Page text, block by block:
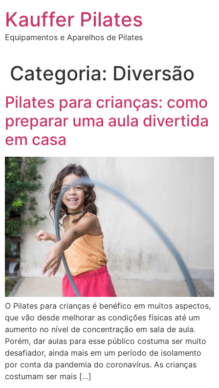
para
conteúdo
Kauffer Pilates
Equipamentos e Aparelhos de Pilates
Categoria: Diversão
Pilates para crianças: como
preparar uma aula divertida
em casa
O Pilates para crianças é benéfico em muitos aspectos,
que vão desde melhorar as condições físicas até um
aumento no nível de concentração em sala de aula.
Porém, dar aulas para esse público costuma ser muito
desafiador, ainda mais em um período de isolamento
por conta da pandemia do coronavírus. As crianças
costumam ser mais […]